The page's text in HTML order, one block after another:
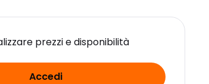
prezzi e disponibilità
Accedi